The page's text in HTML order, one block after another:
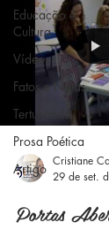
Educação e
Cultura
Vídeos
Fatos e Notas
Tertuliando
Prosa Poética
Artigo Cristiane
29 de set.
Portas